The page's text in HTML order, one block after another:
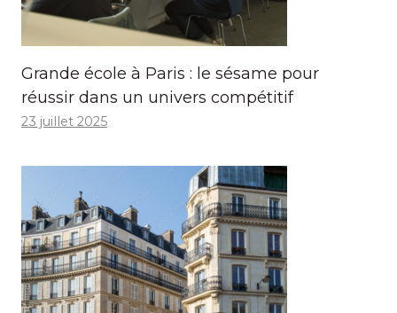
Grande école à Paris : le sésame pour
réussir dans un univers compétitif
23 juillet 2025